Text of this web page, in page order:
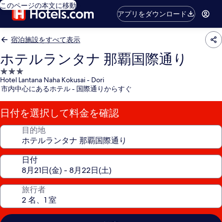
このページの本文に移動
アプリをダウンロード
宿泊施設をすべて表示
ホテルランタナ 那覇国際通り
3.0
つ
星
宿
泊
施
Hotel Lantana Naha Kokusai - Dori
市内中心にあるホテル - 国際通りからすぐ
日付を選択して料金を確認
目的地
日付
旅行者